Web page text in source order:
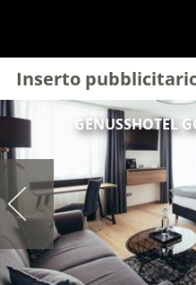
Inserto
GENUSSHOTEL